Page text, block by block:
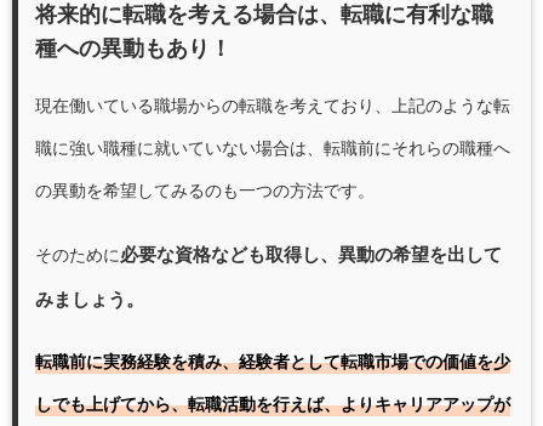
将来的に転職を考える場合は、転職に有利な職
種への異動もあり！
現在働いている職場からの転職を考えており、上記のような転
職に強い職種に就いていない場合は、転職前にそれらの職種へ
の異動を希望してみるのも一つの方法です。
そのために必要な資格なども取得し、異動の希望を出して
みましょう。
転職前に実務経験を積み、経験者として転職市場での価値を少
しでも上げてから、転職活動を行えば、よりキャリアアップが